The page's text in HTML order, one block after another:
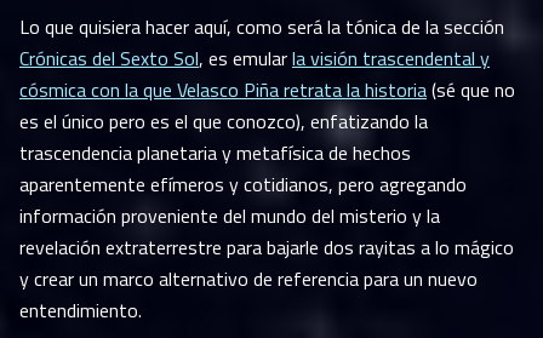
Lo que quisiera hacer aquí, como será la tónica de la sección
Crónicas del Sexto Sol, es emularla visión trascendental y
cósmica con la que Velasco Piña retrata la historia(sé que no
es el único pero es el que conozco), enfatizando la
trascendencia planetaria y metafísica de hechos
aparentemente efímeros y cotidianos, pero agregando
información proveniente del mundo del misterio y la
revelación extraterrestre para bajarle dos rayitas a lo mágico
y crear un marco alternativo de referencia para un nuevo
entendimiento.